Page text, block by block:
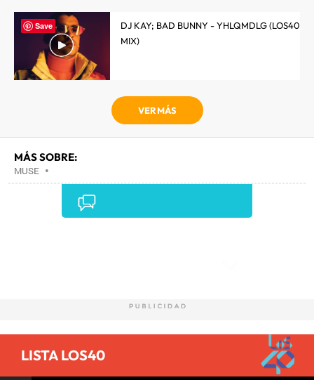
DJ KAY; BAD BUNNY - YHLQMDLG (LOS40
MIX)
VER MÁS
MÁS SOBRE:
MUSE •
LISTA LOS40
Save